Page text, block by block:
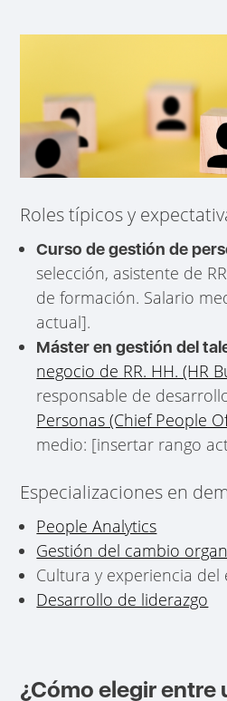
Roles típicos y
Curso de gestión de
selección, asistente de
de formación. Salario
actual].
Máster en gestión del
negocio de RR. HH. (HR
responsable de
Personas (Chief People
medio: [insertar rango
Especializaciones en
People Analytics
Gestión del cambio
Cultura y experiencia del
Desarrollo de liderazgo
¿Cómo elegir entre